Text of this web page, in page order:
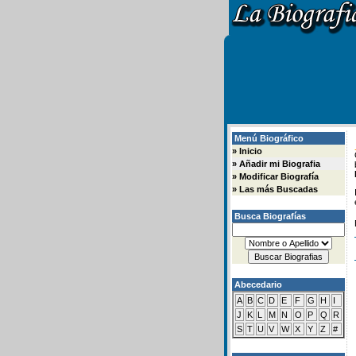
Menú Biográfico
» Inicio
» Añadir mi Biografia
» Modificar Biografía
» Las más Buscadas
Busca Biografías
Abecedario
A B C D E F G H
I
J
K L M N O P Q
R
S T U V W X Y Z #